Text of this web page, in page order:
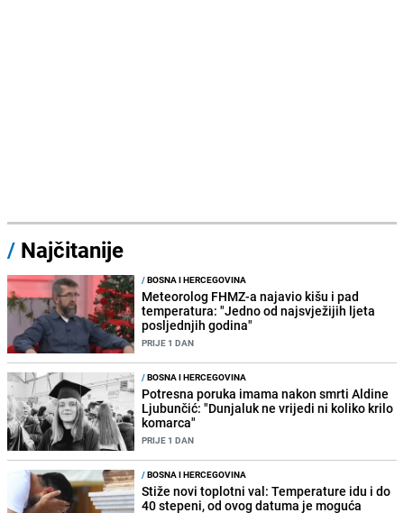
/ Najčitanije
/BOSNA I HERCEGOVINA
Meteorolog FHMZ-a najavio kišu i pad
temperatura: "Jedno od najsvježijih ljeta
posljednjih godina"
PRIJE 1 DAN
/BOSNA I HERCEGOVINA
Potresna poruka imama nakon smrti Aldine
Ljubunčić: "Dunjaluk ne vrijedi ni koliko krilo
komarca"
PRIJE 1 DAN
/BOSNA I HERCEGOVINA
Stiže novi toplotni val: Temperature idu i do
40 stepeni, od ovog datuma je moguća